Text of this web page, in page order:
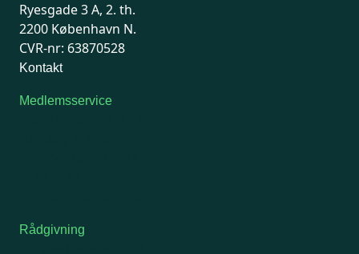
Ryesgade 3 A, 2. th.
2200 København N.
CVR-nr: 63870528
Kontakt
Medlemsservice
Rådgivning